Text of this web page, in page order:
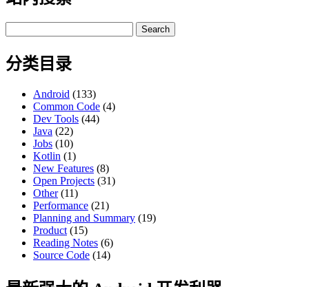
for:
分类目录
Android (133)
Common Code (4)
Dev Tools (44)
Java (22)
Jobs (10)
Kotlin (1)
New Features (8)
Open Projects (31)
Other(11)
Performance (21)
Planning and Summary (19)
Product (15)
Reading Notes (6)
Source Code (14)